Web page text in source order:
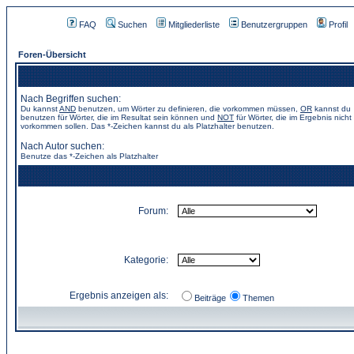
FAQ Suchen Mitgliederliste Benutzergruppen Profil
Foren-Übersicht
Nach Begriffen suchen:
Du kannstAND benutzen, um Wörter zu definieren, die vorkommen müssen, OR kannst du
benutzen für Wörter, die im Resultat sein können und NOT für Wörter, die im Ergebnis nicht
vorkommen sollen. Das *-Zeichen kannst du als Platzhalter benutzen.
Nach Autor suchen:
Benutze das *-Zeichen als Platzhalter
Forum:
Kategorie:
Ergebnis anzeigen als: Beiträge Themen